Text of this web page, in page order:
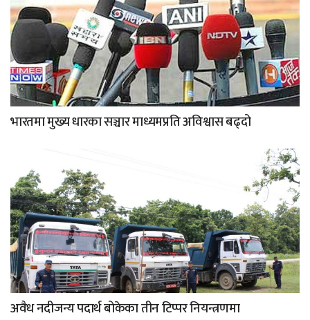
भारतमा मुख्य धारका सञ्चार माध्यमप्रति अविश्वास बढ्दो
अवैध नदीजन्य पदार्थ बोकेका तीन टिप्पर नियन्त्रणमा